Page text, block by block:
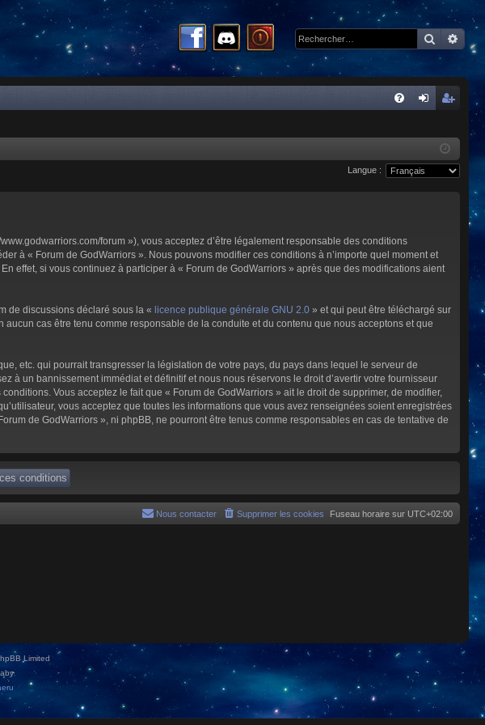
xi
cri
pti
Langue :
forum »), vous acceptez d’être légalement responsable des conditions
à « Forum de GodWarriors ». Nous pouvons modifier ces conditions à n’importe quel moment et
effet, si vous continuez à participer à « Forum de GodWarriors » après que des modifications aient
de discussions déclaré sous la « licence publique générale GNU 2.0 » et qui peut être téléchargé sur
cas être tenu comme responsable de la conduite et du contenu que nous acceptons et que
etc. qui pourrait transgresser la législation de votre pays, du pays dans lequel le serveur de
à un bannissement immédiat et définitif et nous nous réservons le droit d’avertir votre fournisseur
Vous acceptez le fait que « Forum de GodWarriors » ait le droit de supprimer, de modifier,
vous acceptez que toutes les informations que vous avez renseignées soient enregistrées
de GodWarriors », ni phpBB, ne pourront être tenus comme responsables en cas de tentative de
Fuseau horaire sur UTC+02:00
Supprimer les cookies
Nous contacter
Limited